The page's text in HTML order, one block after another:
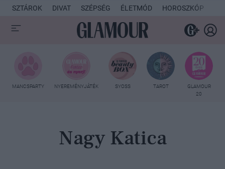
SZTÁROK DIVAT SZÉPSÉG ÉLETMÓD HOROSZKÓP
MANCSPARTY NYEREMÉNYJÁTÉK SYOSS TAROT
GLAMOUR
20
Nagy Katica